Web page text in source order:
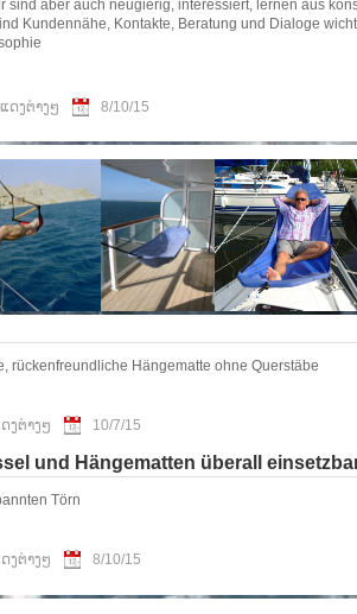
sind aber auch neugierig, interessiert, lernen aus
Kundennähe, Kontakte, Beratung und Dialoge
ດງຕ່າງໆ 8/10/15
rückenfreundliche Hängematte ohne Querstäbe
ງຕ່າງໆ 10/7/15
und Hängematten überall
Törn
ງຕ່າງໆ 8/10/15